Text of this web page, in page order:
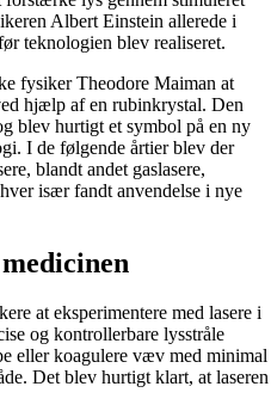
Albert Einstein allerede i
teknologien blev realiseret.
fysiker Theodore Maiman at
hjælp af en rubinkrystal. Den
blev hurtigt et symbol på en ny
I de følgende årtier blev der
blandt andet gaslasere,
især fandt anvendelse i nye
at eksperimentere med lasere i
og kontrollerbare lysstråle
eller koagulere væv med minimal
Det blev hurtigt klart, at laseren